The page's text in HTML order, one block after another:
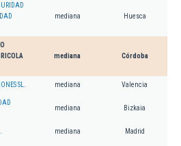
mediana Huesca
mediana Córdoba
SL. mediana Valencia
mediana Bizkaia
mediana Madrid